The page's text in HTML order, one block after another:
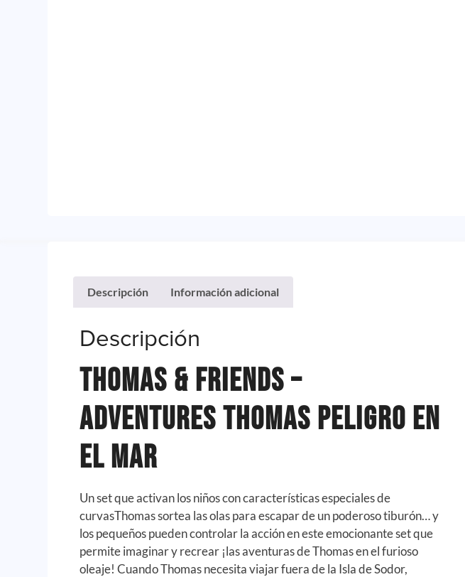
Descripción Información adicional
Descripción
Thomas & Friends –
Adventures Thomas Peligro en
el Mar
Un set que activan los niños con características especiales de
curvasThomas sortea las olas para escapar de un poderoso tiburón… y
los pequeños pueden controlar la acción en este emocionante set que
permite imaginar y recrear ¡las aventuras de Thomas en el furioso
oleaje! Cuando Thomas necesita viajar fuera de la Isla de Sodor,